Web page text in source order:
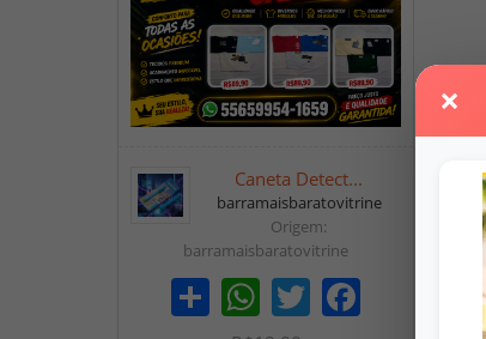
×
Caneta Detect...
barramaisbaratovitrine
Origem:
barramaisbaratovitrine
Share WhatsAppTwitter Facebook